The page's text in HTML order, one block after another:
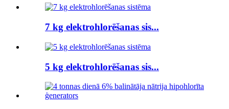
7 kg elektrohlorēšanas sis...
5 kg elektrohlorēšanas sis...